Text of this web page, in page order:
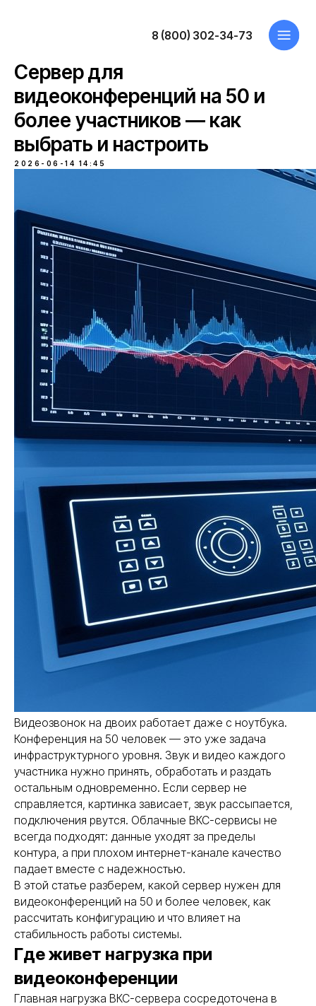
Сервер для
видеоконференций на 50 и
более участников — как
выбрать и настроить
2026-06-14 14:45
Видеозвонок на двоих работает даже с ноутбука.
Конференция на 50 человек — это уже задача
инфраструктурного уровня. Звук и видео каждого
участника нужно принять, обработать и раздать
остальным одновременно. Если сервер не
справляется, картинка зависает, звук рассыпается,
подключения рвутся. Облачные ВКС-сервисы не
всегда подходят: данные уходят за пределы
контура, а при плохом интернет-канале качество
падает вместе с надежностью.
В этой статье разберем, какой сервер нужен для
видеоконференций на 50 и более человек, как
рассчитать конфигурацию и что влияет на
стабильность работы системы.
Где живет нагрузка при
видеоконференции
Главная нагрузка ВКС-сервера сосредоточена в